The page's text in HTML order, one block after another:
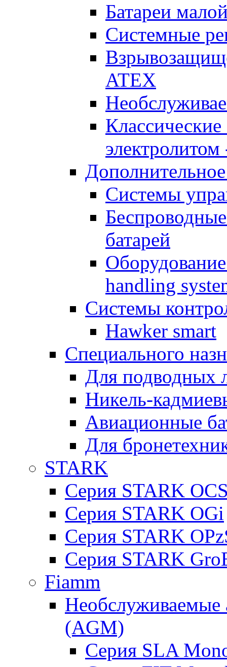
Батареи
Системные
ATEX
Системы
батарей
handling
Системы
Hawker smart
Специального
Для подводных
Никель-
Авиационные
Для
STARK
Серия STARK
Серия STARK OGi
Серия STARK
Серия STARK
Fiamm
Необслуживаемые
(AGM)
Серия SLA